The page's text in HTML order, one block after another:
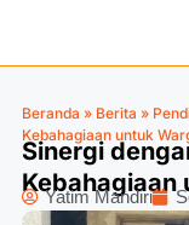
Beranda » Berita »
Kebahagiaan untuk
Sinergi
Kebahagiaan
Yatim Mandiri